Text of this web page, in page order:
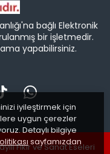
iyileştirmek için
uygun çerezler
Detaylı bilgiye
sayfamızdan
bağlı Elektronik
bir işletmedir.
yapabilirsiniz.
Fikir ve Sanat Eseleri